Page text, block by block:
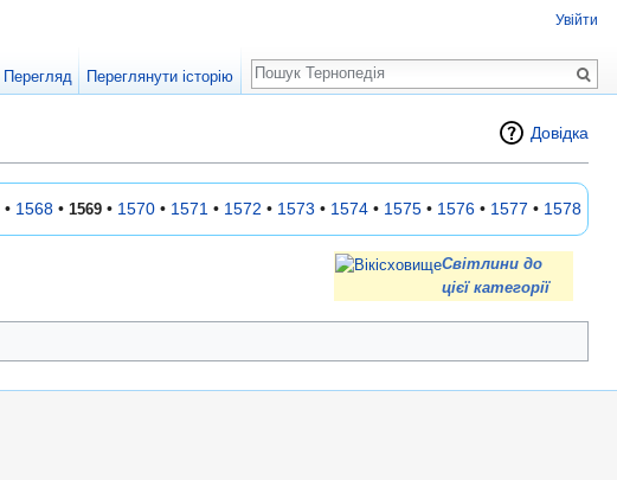
Довідка
• 1568 • 1569 • 1570 • 1571 • 1572 • 1573 • 1574 • 1575 • 1576 • 1577 • 1578
Світлини до
цієї категорії
Увійти
Перегляд Переглянути історію
Пошук